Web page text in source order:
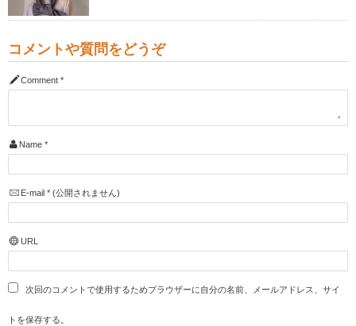
コメントや質問をどうぞ
Comment *
Name *
E-mail *(公開されません)
URL
次回のコメントで使用するためブラウザーに自分の名前、メールアドレス、サイ
トを保存する。